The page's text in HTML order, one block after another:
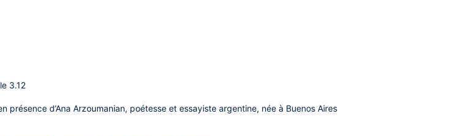
3.12
présence d’Ana Arzoumanian, poétesse et essayiste argentine, née à Buenos Aires